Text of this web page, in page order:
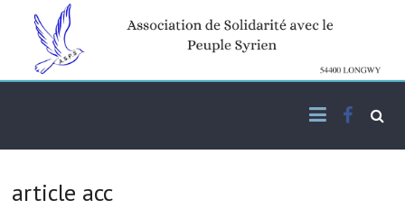
content
Association de solidarité
avec le peuple syrien
article acc